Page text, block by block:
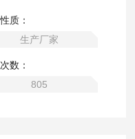
萃取前处理技术代替传
迅速分离、净化。
质：
生产厂家
数：
805